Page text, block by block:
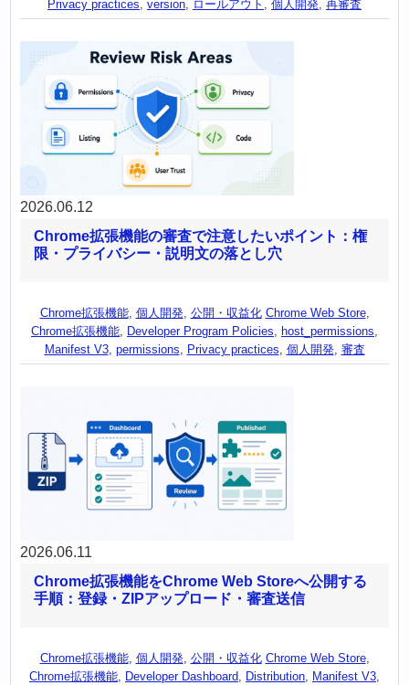
Privacy practices, version, ロールアウト , 個人開発, 再審査
2026.06.12
Chrome拡張機能の審査で注意したいポイント：権
限・プライバシー・説明文の落とし穴
Chrome拡張機能, 個人開発, 公開・収益化 Chrome Web Store,
Chrome拡張機能
Developer Program Policies host_permissions
Manifest V3, permissions Privacy practices 個人開発, 審査
2026.06.11
Chrome拡張機能をChrome Web Storeへ公開する
手順：登録・ZIPアップロード・審査送信
Chrome拡張機能, 個人開発, 公開・収益化 Chrome Web Store,
Chrome拡張機能 Developer Dashboard Distribution Manifest V3